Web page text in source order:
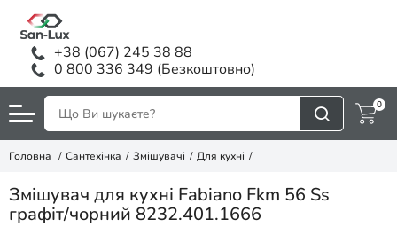
+38 (067) 245 38 88
0 800 336 349 (Безкоштовно)
0
Головна Сантехінка Змішувачі Для кухні
Змішувач для кухні Fabiano Fkm 56 Ss
графіт/чорний 8232.401.1666